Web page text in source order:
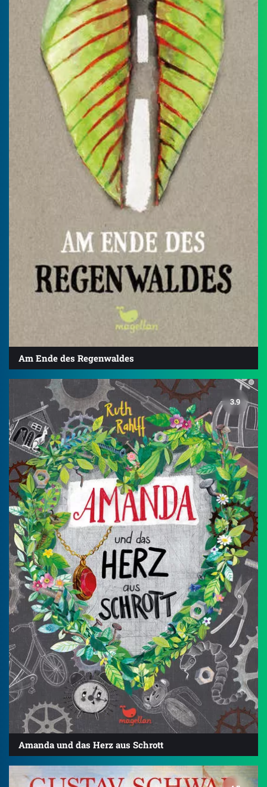
Am Ende des Regenwaldes
3.9
Amanda und das Herz aus Schrott